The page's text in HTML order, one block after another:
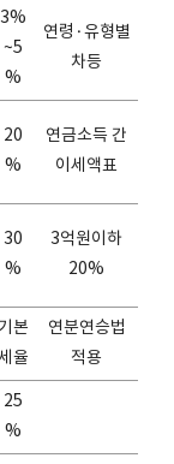
3%
~5
%
연령·유형별
차등
20
%
연금소득 간
이세액표
30
%
3억원이하
20%
본
율
연분연승법
적용
25
%